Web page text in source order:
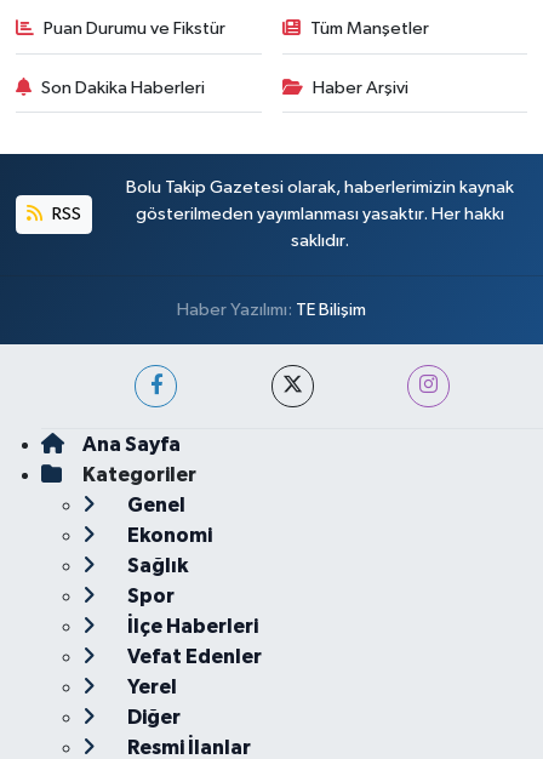
Puan Durumu ve Fikstür Tüm Manşetler
Son Dakika Haberleri Haber Arşivi
RSS
Bolu Takip Gazetesi olarak, haberlerimizin kaynak
gösterilmeden yayımlanması yasaktır. Her hakkı
saklıdır.
Haber Yazılımı: TE Bilişim
Ana Sayfa
Kategoriler
Genel
Ekonomi
Sağlık
Spor
İlçe Haberleri
Vefat Edenler
Yerel
Diğer
Resmi İlanlar